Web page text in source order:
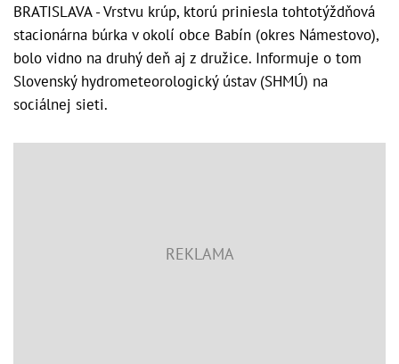
BRATISLAVA - Vrstvu krúp, ktorú priniesla tohtotýždňová
stacionárna búrka v okolí obce Babín (okres Námestovo),
bolo vidno na druhý deň aj z družice. Informuje o tom
Slovenský hydrometeorologický ústav (SHMÚ) na
sociálnej sieti.